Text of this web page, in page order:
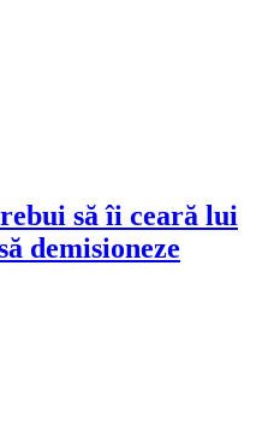
să îi ceară lui
demisioneze